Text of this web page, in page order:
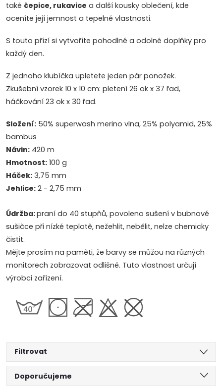
také čepice, rukavice a další kousky oblečení, kde
oceníte její jemnost a tepelné vlastnosti.
S touto přízí si vytvoříte pohodlné a odolné doplňky pro
každý den.
Z jednoho klubíčka upletete jeden pár ponožek.
Zkušební vzorek 10 x 10 cm: pletení 26 ok x 37 řad,
háčkování 23 ok x 30 řad.
Složení: 50% superwash merino vlna, 25% polyamid, 25%
bambus
Návin: 420 m
Hmotnost: 100 g
Háček: 3,75 mm
Jehlice: 2 - 2,75 mm
Údržba:praní do 40 stupňů, povoleno sušení v bubnové
sušičce při nízké teplotě, nežehlit, nebělit, nelze chemicky
čistit.
Mějte prosím na paměti, že barvy se můžou na různých
monitorech zobrazovat odlišně. Tuto vlastnost určují
výrobci zařízení.
Filtrovat
Ř
Doporučujeme